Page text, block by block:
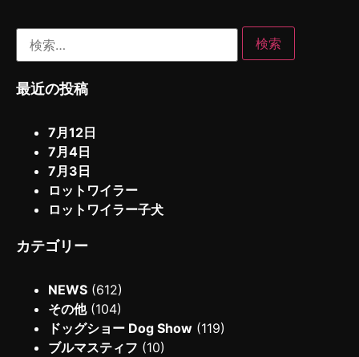
最近の投稿
7月12日
7月4日
7月3日
ロットワイラー
ロットワイラー子犬
カテゴリー
NEWS (612)
その他(104)
ドッグショー Dog Show (119)
ブルマスティフ (10)